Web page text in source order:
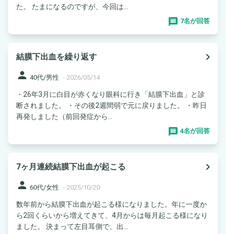
た。 たまになるのですが、今回は...
7名が回答
結膜下出血を繰り返す
navigate_next
person 40代/男性 - 2026/05/14
・26年3月に白目が赤くなり眼科に行き「結膜下出血」と診
断されました。 ・その後2週間弱で元に戻りました。 ・昨日
再発しました（前回発症から...
4名が回答
7ヶ月連続結膜下出血が起こる
navigate_next
person 60代/女性 - 2025/10/20
数年前から結膜下出血が起こる様になりました。年に一度か
ら2回くらいから増えてきて、4月からは毎月起こる様になり
ました。 決まって左目耳側で、出...